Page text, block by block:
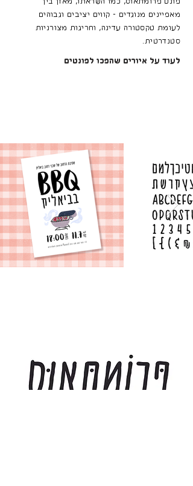
פונט פרומתאוס, כמו השראתו, מאזן בין
מאפיינים מנוגדים - קווים יציבים וגבוהים
לעומת טקסטורה עדינה, וחריגות מצורניות
סטנדרטית.
לעוד על איורים שהפכו לפונטים